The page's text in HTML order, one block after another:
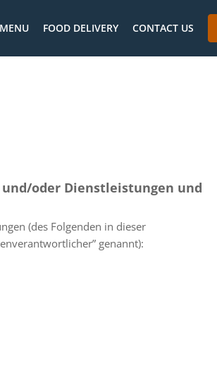
MENU FOOD DELIVERY CONTACT US
oder Dienstleistungen und
(des Folgenden in dieser
genannt):